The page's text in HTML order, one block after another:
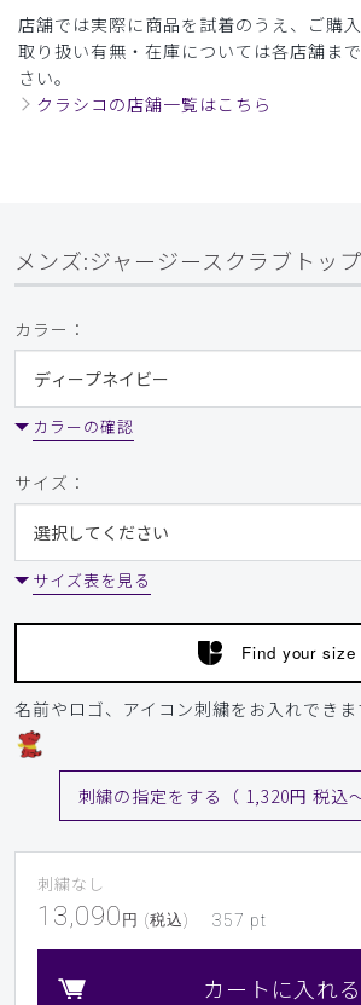
商品：305メンズ:ジャージースクラブ
チャコールグレー/XXL
ご購入者様
年齢:
サイズ感
小さめ
ストレッチ感よく伸びる
厚さとても薄い 厚い
とっても良いです。
デザインも生地の色もとても良かったの
やや光沢のある生地ですが派手すぎる印
174cm 65kg 上 L / 下 L
スレートブルー/L
役に立った 0
​1 ​2 ​3
店舗では実際に商品を試着のうえ、ご購入
取り扱い有無・在庫については各店舗ま
さい。
クラシコの店舗一覧はこちら
メンズ:ジャージースクラブトッ
カラー：
カラーの確認
サイズ：
サイズ表を見る
Find your size
名前やロゴ、アイコン刺繍をお入れできま
刺繍の指定をする（ 1,320円 税込〜
刺繍なし
13,090 円 (税込) 357 pt
カートに入れる